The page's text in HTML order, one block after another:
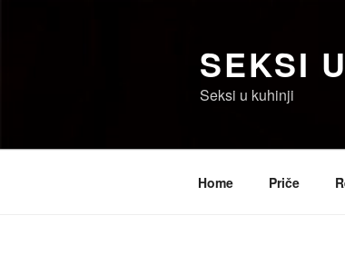
SEKSI
Seksi u kuhinji
Home Priče